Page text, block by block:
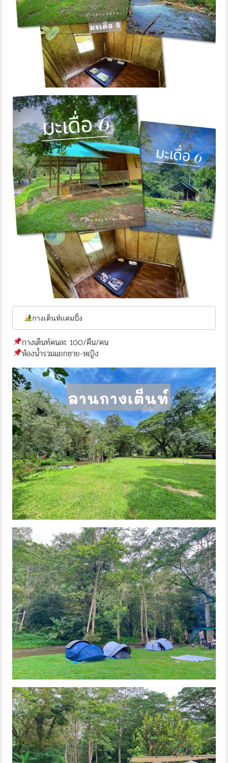
กางเต็นท์แคมปิ้ง
กางเต็นท์คนละ 100/คืน/คน
ห้องน้ำรวมแยกชาย-หญิง